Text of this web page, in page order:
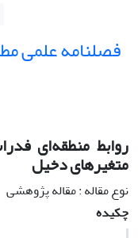
فصلنامه علمی
روابط منطقه‌ای
متغیرهای دخیل
نوع مقاله : مقاله پژوهشی
چکیده